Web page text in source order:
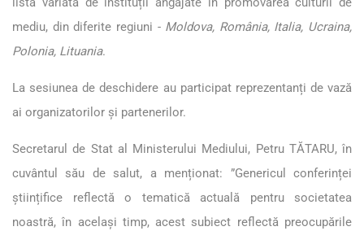
mediu, din diferite regiuni - Moldova, România, Italia, Ucraina,
Polonia, Lituania.
La sesiunea de deschidere au participat reprezentanți de vază
ai organizatorilor și partenerilor.
Secretarul de Stat al Ministerului Mediului, Petru TĂTARU, în
cuvântul său de salut, a menționat: ”Genericul conferinței
științifice reflectă o tematică actuală pentru societatea
noastră, în același timp, acest subiect reflectă preocupările